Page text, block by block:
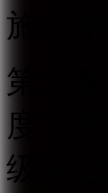
施，并
第九
度，
级确